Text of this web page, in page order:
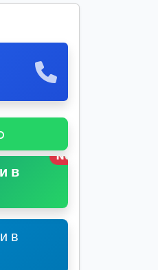
в
New
в